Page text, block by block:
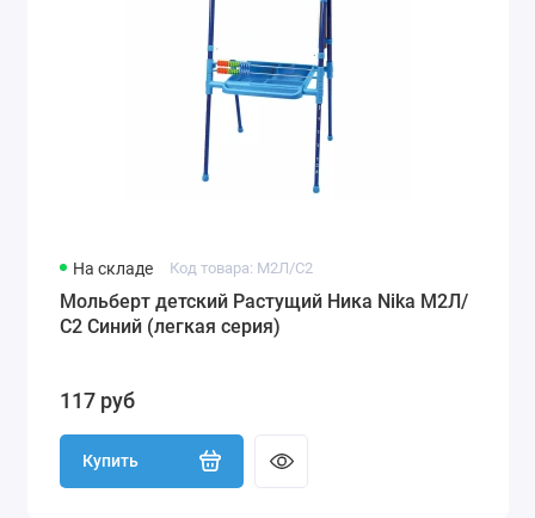
На складе Код товара: М2Л/С2
Мольберт детский Растущий Ника Nika М2Л/
С2 Синий (легкая серия)
117 руб
Купить